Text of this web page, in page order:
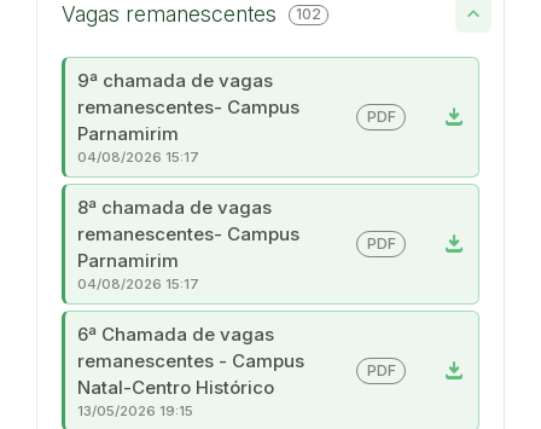
Vagas remanescentes 102
9ª chamada de vagas
remanescentes- Campus
Parnamirim
download
PDF
04/08/2026 15:17
8ª chamada de vagas
remanescentes- Campus
Parnamirim
download
PDF
04/08/2026 15:17
6ª Chamada de vagas
remanescentes - Campus
Natal-Centro Histórico
download
PDF
13/05/2026 19:15